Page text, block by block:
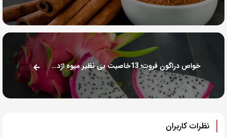
خواص دراگون فروت؛ 13خاصیت بی نظیر میوه اژدها برای سلامتی
نظرات کاربران